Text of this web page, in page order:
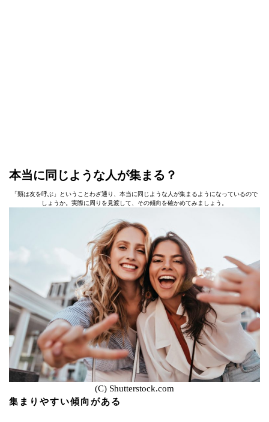
本当に同じような人が集まる？
「類は友を呼ぶ」ということわざ通り、本当に同じような人が集まるようになっているので
しょうか。実際に周りを見渡して、その傾向を確かめてみましょう。
(C) Shutterstock.com
集まりやすい傾向がある